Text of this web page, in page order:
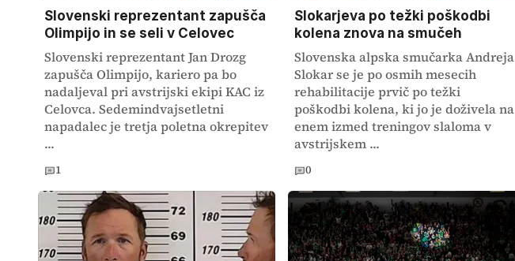
Slovenski reprezentant zapušča
Olimpijo in se seli v Celovec
Slovenski reprezentant Jan Drozg
zapušča Olimpijo, kariero pa bo
nadaljeval pri avstrijski ekipi KAC iz
Celovca. Sedemindvajsetletni
napadalec je tretja poletna okrepitev
...
1
Slokarjeva po težki poškodbi
kolena znova na smučeh
Slovenska alpska smučarka Andreja
Slokar se je po osmih mesecih
rehabilitacije prvič po težki
poškodbi kolena, ki jo je doživela na
enem izmed treningov slaloma v
avstrijskem ...
0